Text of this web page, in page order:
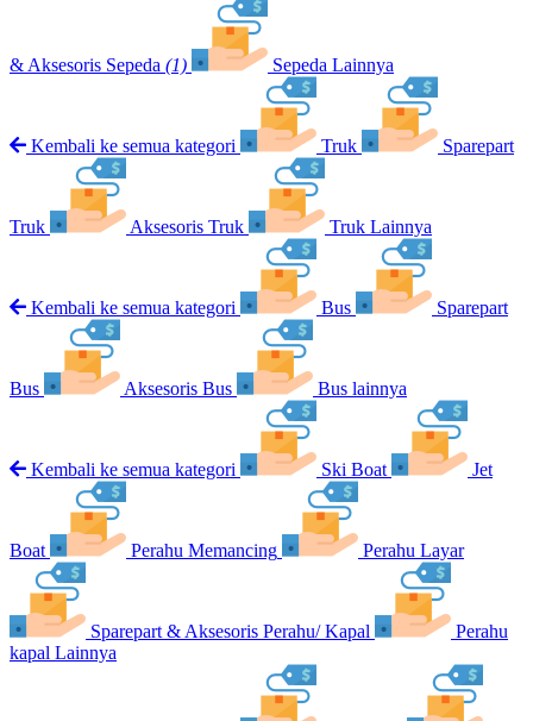
& Aksesoris Sepeda (1) Sepeda Lainnya
Kembali ke semua kategori Truk Sparepart
Truk Aksesoris Truk Truk Lainnya
Kembali ke semua kategori Bus Sparepart
Bus Aksesoris Bus Bus lainnya
Kembali ke semua kategori Ski Boat Jet
Boat Perahu Memancing Perahu Layar
Sparepart & Aksesoris Perahu/ Kapal
Perahu
kapal Lainnya